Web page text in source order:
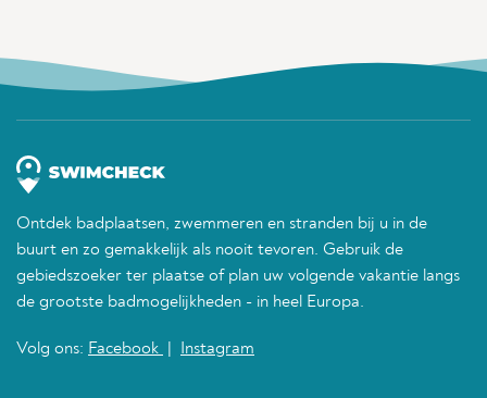
Ontdek badplaatsen, zwemmeren en stranden bij u in de
buurt en zo gemakkelijk als nooit tevoren. Gebruik de
gebiedszoeker ter plaatse of plan uw volgende vakantie langs
de grootste badmogelijkheden - in heel Europa.
Volg ons: Facebook Instagram